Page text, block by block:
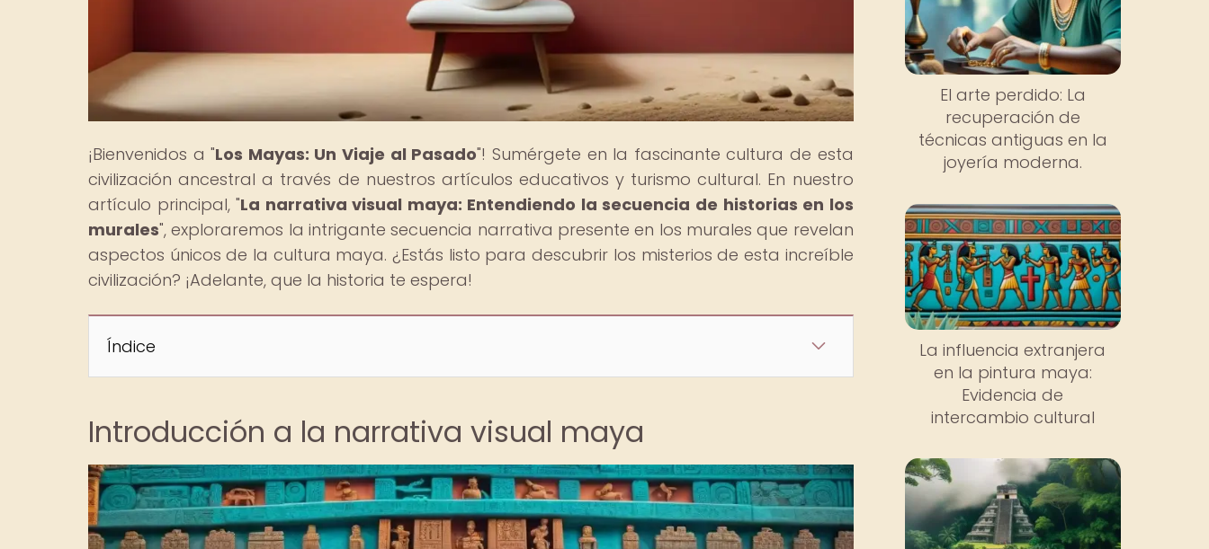
¡Bienvenidos a "Los Mayas: Un Viaje al Pasado"! Sumérgete en la fascinante cultura de esta
civilización ancestral a través de nuestros artículos educativos y turismo cultural. En nuestro
artículo principal, "La narrativa visual maya: Entendiendo la secuencia de historias en los
murales", exploraremos la intrigante secuencia narrativa presente en los murales que revelan
aspectos únicos de la cultura maya. ¿Estás listo para descubrir los misterios de esta increíble
civilización? ¡Adelante, que la historia te espera!
Índice
Introducción a la narrativa visual maya
El arte perdido: La
recuperación de
técnicas antiguas en la
joyería moderna.
La influencia extranjera
en la pintura maya:
Evidencia de
intercambio cultural